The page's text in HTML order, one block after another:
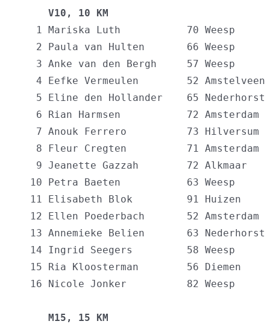
V10,
1 Mariska Luth           70 Weesp
2 Paula van Hulten       66 Weesp
3 Anke van den Bergh     57 Weesp
4 Eefke Vermeulen        52 Amstelveen
5 Eline den Hollander    65 Nederhorst
6 Rian Harmsen           72 Amsterdam
7 Anouk Ferrero          73 Hilversum
8 Fleur Cregten          71 Amsterdam
9 Jeanette Gazzah        72 Alkmaar
10 Petra Baeten           63 Weesp
11 Elisabeth Blok         91 Huizen
12 Ellen Poederbach       52 Amsterdam
13 Annemieke Belien       63 Nederhorst
14 Ingrid Seegers         58 Weesp
15 Ria Kloosterman        56 Diemen
16 Nicole Jonker          82 Weesp
M15,